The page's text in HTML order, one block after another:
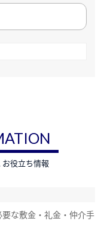
役立ち情報
な敷金・礼金・仲介手